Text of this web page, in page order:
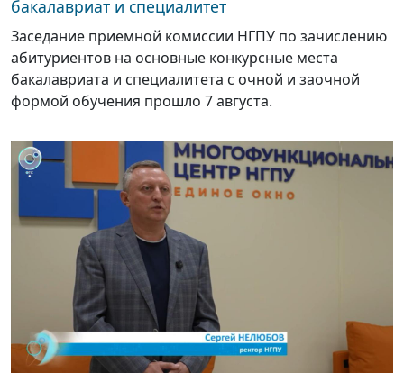
бакалавриат и специалитет
Заседание приемной комиссии НГПУ по зачислению
абитуриентов на основные конкурсные места
бакалавриата и специалитета с очной и заочной
формой обучения прошло 7 августа.